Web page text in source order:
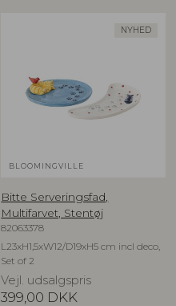
NYHED
BLOOMINGVILLE
Bitte Serveringsfad,
Multifarvet, Stentøj
82063378
L23xH1,5xW12/D19xH5 cm incl deco,
Set of 2
Vejl. udsalgspris
399,00 DKK